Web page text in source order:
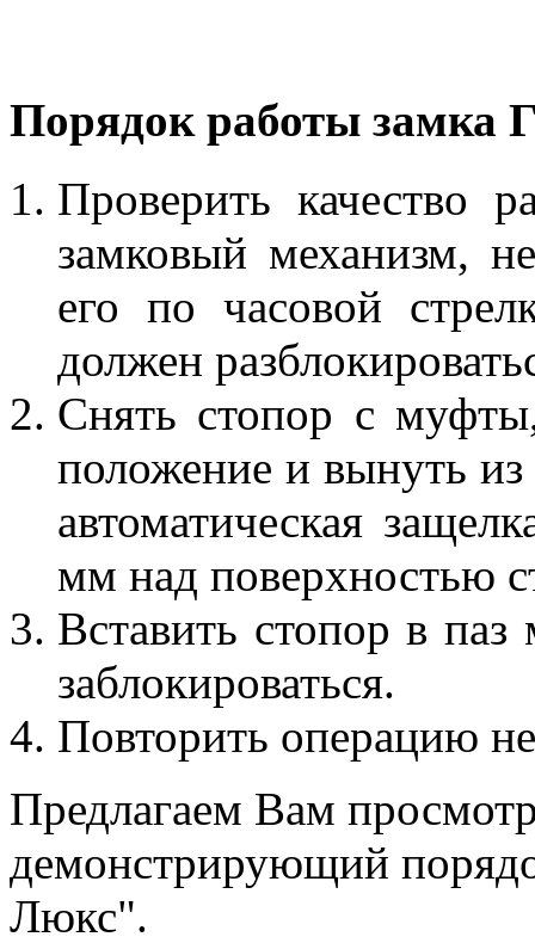
Порядок работы замка
Проверить качество
замковый механизм,
его по часовой
должен
Снять стопор с
положение и вынуть
автоматическая
мм над поверхностью
Вставить стопор в
заблокироваться.
Повторить операцию
Предлагаем Вам
демонстрирующий
Люкс".